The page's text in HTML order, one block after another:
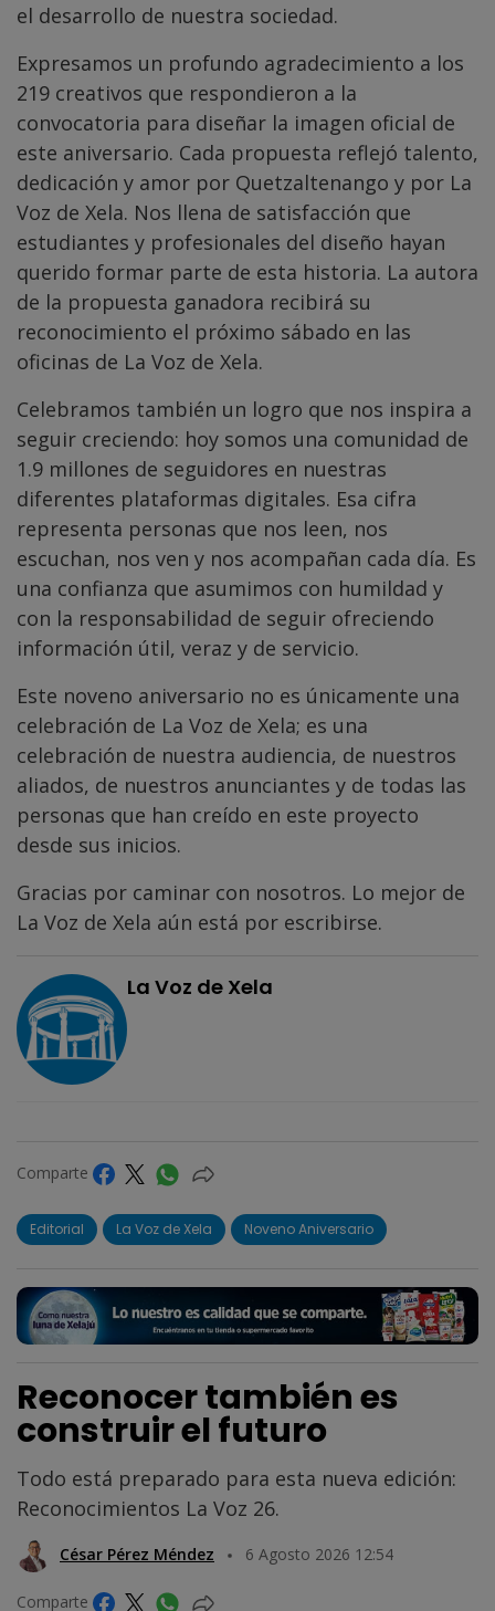
el desarrollo de nuestra sociedad.
Expresamos un profundo agradecimiento a los
219 creativos que respondieron a la
convocatoria para diseñar la imagen oficial de
este aniversario. Cada propuesta reflejó talento,
dedicación y amor por Quetzaltenango y por La
Voz de Xela. Nos llena de satisfacción que
estudiantes y profesionales del diseño hayan
querido formar parte de esta historia. La autora
de la propuesta ganadora recibirá su
reconocimiento el próximo sábado en las
oficinas de La Voz de Xela.
Celebramos también un logro que nos inspira a
seguir creciendo: hoy somos una comunidad de
1.9 millones de seguidores en nuestras
diferentes plataformas digitales. Esa cifra
representa personas que nos leen, nos
escuchan, nos ven y nos acompañan cada día. Es
una confianza que asumimos con humildad y
con la responsabilidad de seguir ofreciendo
información útil, veraz y de servicio.
Este noveno aniversario no es únicamente una
celebración de La Voz de Xela; es una
celebración de nuestra audiencia, de nuestros
aliados, de nuestros anunciantes y de todas las
personas que han creído en este proyecto
desde sus inicios.
Gracias por caminar con nosotros. Lo mejor de
La Voz de Xela aún está por escribirse.
La Voz de Xela
Comparte
Editorial La Voz de Xela Noveno Aniversario
Reconocer también es
construir el futuro
Todo está preparado para esta nueva edición:
Reconocimientos La Voz 26.
César Pérez Méndez 6 Agosto 2026 12:54
Comparte